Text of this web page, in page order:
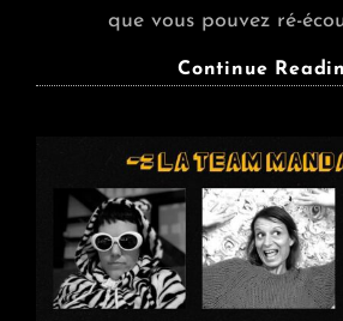
que vous pouvez ré-
Continue